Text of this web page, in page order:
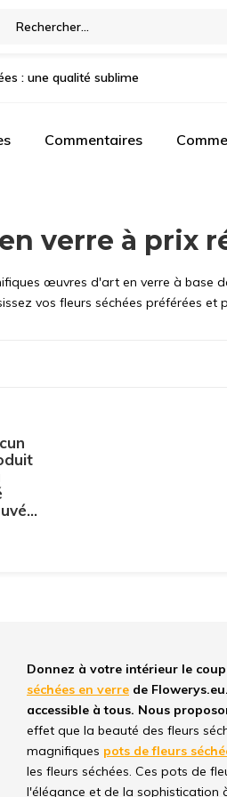
: une qualité sublime
Commentaires
verre à prix
œuvres d'art en verre à base
vos fleurs séchées préférées et
Donnez à votre intérieur le
séchées en verre de
accessible à tous. Nous
effet que la beauté des fleurs
magnifiques pots de fleurs
les fleurs séchées. Ces pots de
l'élégance et de la sophistication